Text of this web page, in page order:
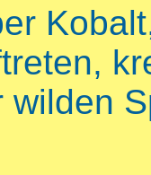
wilden